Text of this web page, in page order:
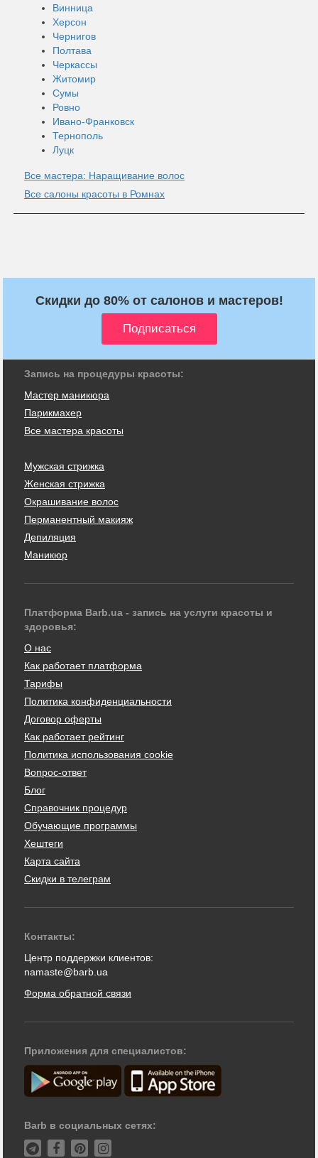
Винница
Херсон
Чернигов
Полтава
Черкассы
Житомир
Сумы
Ровно
Ивано-Франковск
Тернополь
Луцк
Все мастера: Наращивание волос
Все салоны красоты в Ромнах
Скидки до 80% от салонов и мастеров!
Запись на процедуры красоты:
Мастер маникюра
Парикмахер
Все мастера красоты
Мужская стрижка
Женская стрижка
Окрашивание волос
Перманентный макияж
Депиляция
Маникюр
Платформа Barb.ua - запись на услуги красоты и
здоровья:
О нас
Как работает платформа
Тарифы
Политика конфиденциальности
Договор оферты
Как работает рейтинг
Политика использования cookie
Вопрос-ответ
Блог
Справочник процедур
Обучающие программы
Хештеги
Карта сайта
Скидки в телеграм
Контакты:
Центр поддержки клиентов:
namaste@barb.ua
Форма обратной связи
Приложения для специалистов:
Barb в социальных сетях: